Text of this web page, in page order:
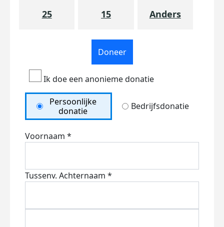
25 15 Anders
Doneer
Ik doe een anonieme donatie
Persoonlijke
donatie
Bedrijfsdonatie
Voornaam *
Tussenv. Achternaam *